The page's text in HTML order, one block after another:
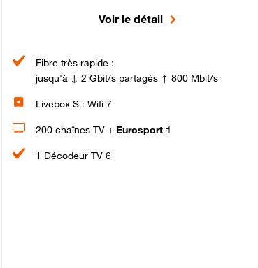
Voir le détail
Fibre très rapide :
jusqu'à ↓ 2 Gbit/s partagés ↑ 800 Mbit/s
Livebox S : Wifi 7
200 chaînes TV + Eurosport 1
1 Décodeur TV 6